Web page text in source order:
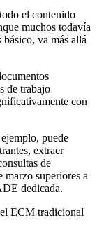
el contenido
muchos todavía
va más allá
de trabajo
con
puede
extraer
de
marzo superiores a
dedicada.
ECM tradicional